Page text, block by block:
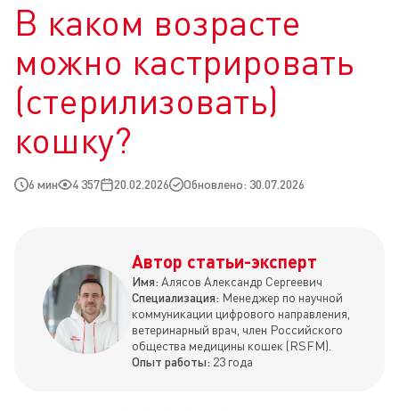
В каком возрасте
можно кастрировать
(стерилизовать)
кошку?
6 мин 4 357 20.02.2026 Обновлено: 30.07.2026
Автор статьи-эксперт
Имя: Алясов Александр Сергеевич
Специализация: Менеджер по научной
коммуникации цифрового направления,
ветеринарный врач, член Российского
общества медицины кошек (RSFM).
Опыт работы: 23 года